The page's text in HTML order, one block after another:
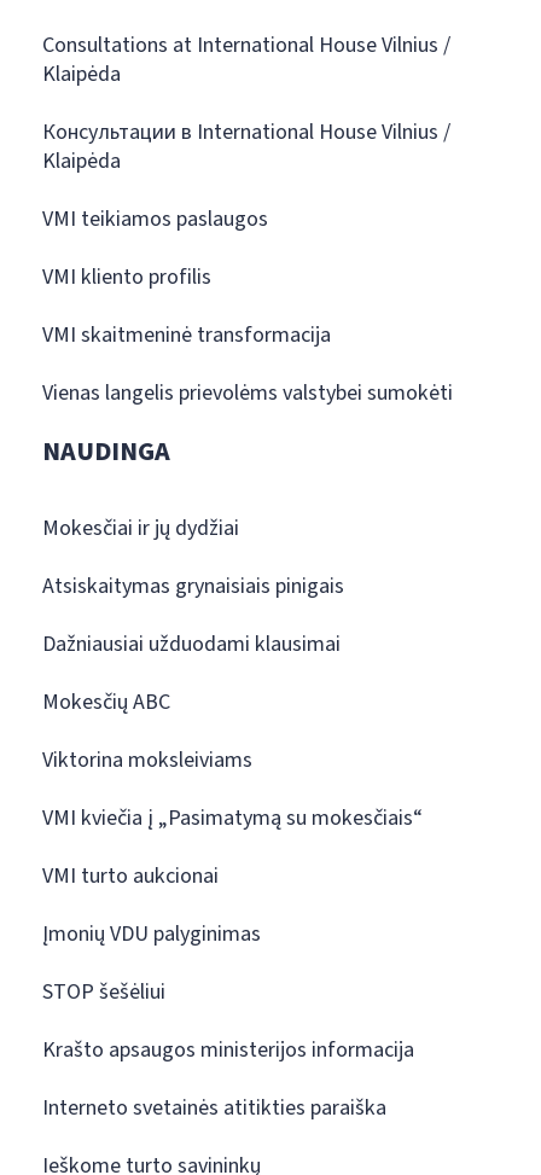
Consultations at International House Vilnius /
Klaipėda
Консультации в International House Vilnius /
Klaipėda
VMI teikiamos paslaugos
VMI kliento profilis
VMI skaitmeninė transformacija
Vienas langelis prievolėms valstybei sumokėti
NAUDINGA
Mokesčiai ir jų dydžiai
Atsiskaitymas grynaisiais pinigais
Dažniausiai užduodami klausimai
Mokesčių ABC
Viktorina moksleiviams
VMI kviečia į „Pasimatymą su mokesčiais“
VMI turto aukcionai
Įmonių VDU palyginimas
STOP šešėliui
Krašto apsaugos ministerijos informacija
Interneto svetainės atitikties paraiška
Ieškome turto savininkų